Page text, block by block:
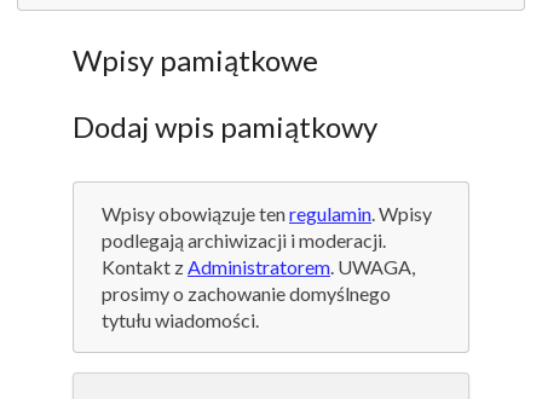
Wpisy pamiątkowe
Dodaj wpis pamiątkowy
Wpisy obowiązuje tenregulamin. Wpisy
podlegają archiwizacji i moderacji.
Kontakt zAdministratorem. UWAGA,
prosimy o zachowanie domyślnego
tytułu wiadomości.